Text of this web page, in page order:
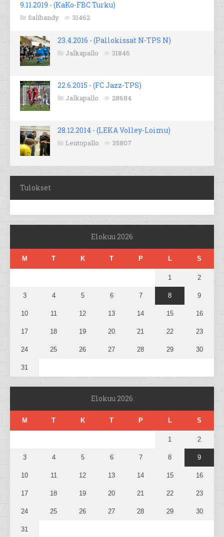
9.11.2019 - (KaKo-FBC Turku)
Salibandy 31462
23.4.2016 - (Pallokissat N-TPS N)
Jalkapallo 31846
22.6.2015 - (FC Jazz-TPS)
Jalkapallo 28684
28.12.2014 - (LEKA Volley-Loimu)
Lentopallo 35807
Tulokset
Elokuu 2026
M T K T P L S
1 2
3 4 5 6 7 8 9
10 11 12 13 14 15 16
17 18 19 20 21 22 23
24 25 26 27 28 29 30
31
Elokuu 2026
M T K T P L S
1 2
3 4 5 6 7 8 9
10 11 12 13 14 15 16
17 18 19 20 21 22 23
24 25 26 27 28 29 30
31